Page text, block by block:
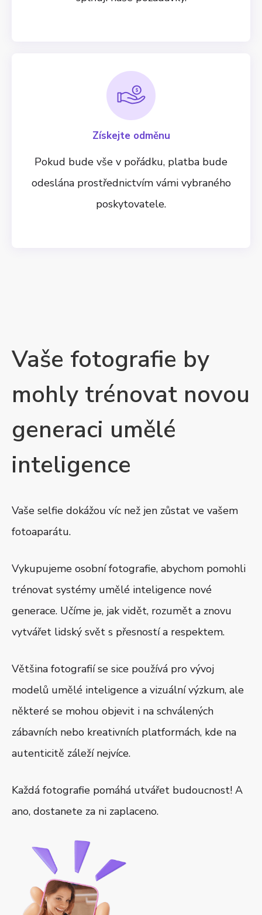
Získejte odměnu
Pokud bude vše v pořádku, platba bude
odeslána prostřednictvím vámi vybraného
poskytovatele.
Vaše fotografie by
mohly trénovat novou
generaci umělé
inteligence
Vaše selfie dokážou víc než jen zůstat ve vašem
fotoaparátu.
Vykupujeme osobní fotografie, abychom pomohli
trénovat systémy umělé inteligence nové
generace. Učíme je, jak vidět, rozumět a znovu
vytvářet lidský svět s přesností a respektem.
Většina fotografií se sice používá pro vývoj
modelů umělé inteligence a vizuální výzkum, ale
některé se mohou objevit i na schválených
zábavních nebo kreativních platformách, kde na
autenticitě záleží nejvíce.
Každá fotografie pomáhá utvářet budoucnost! A
ano, dostanete za ni zaplaceno.